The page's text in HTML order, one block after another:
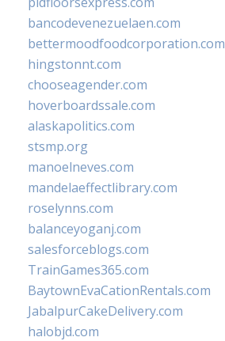
bancodevenezuelaen.com
bettermoodfoodcorporation.com
hingstonnt.com
chooseagender.com
hoverboardssale.com
alaskapolitics.com
stsmp.org
manoelneves.com
mandelaeffectlibrary.com
roselynns.com
balanceyoganj.com
salesforceblogs.com
TrainGames365.com
BaytownEvaCationRentals.com
JabalpurCakeDelivery.com
halobjd.com